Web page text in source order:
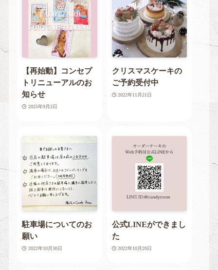
【再始動】コンセプ
トリニューアルのお
知らせ
2025年9月2日
クリスマスケーキの
ご予約受付中
2022年11月21日
駐車場についてのお
願い
2022年10月30日
公式LINEができまし
た
2022年10月20日